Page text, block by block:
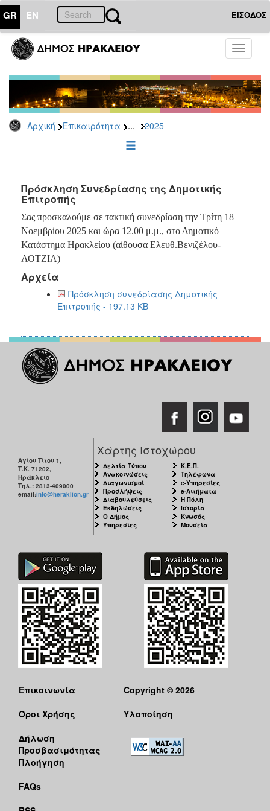
GR EN ΕΙΣΟΔΟΣ
Toggle
Αρχική Επικαιρότητα ... 2025
ΕΠΙΚΑΙΡΟΤΗΤΑ
Τύπου
Αρχείο
2026
2025
2022
2021
2020
2019
2018
2017
2016
2012
2011
ΔΗΜΟΤΗΣ
ΕΠΙΣΚΕΠΤΗΣ
Πρόσκληση Συνεδρίασης της Δημοτικής
Επιτροπής
Σας προσκαλούμε σε τακτική συνεδρίαση την Τρίτη 18
Νοεμβρίου 2025 και ώρα 12.00 μ.μ., στο Δημοτικό
Κατάστημα Ηρακλείου (αίθουσα Ελευθ.Βενιζέλου-
ΛΟΤΖΙΑ)
Αρχεία
Πρόσκληση συνεδρίασης Δημοτικής
Επιτροπής - 197.13 KB
Αγίου Τίτου 1,
Τ.Κ. 71202,
Ηράκλειο
Τηλ.: 2813-409000
email:info@heraklion.gr
Χάρτης Ιστοχώρου
Δελτία Τύπου
Ανακοινώσεις
Διαγωνισμοί
Προσλήψεις
Διαβουλεύσεις
Εκδηλώσεις
Ο Δήμος
Υπηρεσίες
Κ.Ε.Π.
Τηλέφωνα
e-Υπηρεσίες
e-Αιτήματα
Η Πόλη
Ιστορία
Κνωσός
Μουσεία
Επικοινωνία
Όροι Χρήσης
Δήλωση
Προσβασιμότητας
Πλοήγηση
FAQs
Copyright © 2026
Υλοποίηση